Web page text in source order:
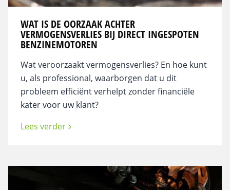
WAT IS DE OORZAAK ACHTER
VERMOGENSVERLIES BIJ DIRECT INGESPOTEN
BENZINEMOTOREN
Wat veroorzaakt vermogensverlies? En hoe kunt
u, als professional, waarborgen dat u dit
probleem efficiënt verhelpt zonder financiële
kater voor uw klant?
Lees verder